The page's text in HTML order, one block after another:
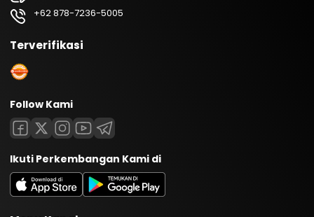
+62 878-7236-5005
Terverifikasi
Follow Kami
Ikuti Perkembangan Kami di